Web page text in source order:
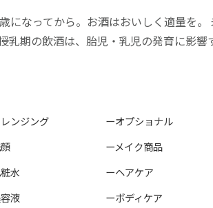
になってから。お酒はおいしく適量を
乳期の飲酒は、胎児・乳児の発育に影
ンジング
水
液
ーオプショナル
ーメイク商品
ーヘアケア
ーボディケア